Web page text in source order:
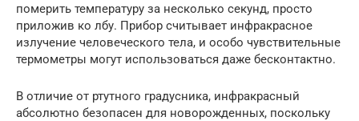
померить температуру за несколько секунд, просто
приложив ко лбу. Прибор считывает инфракрасное
излучение человеческого тела, и особо чувствительные
термометры могут использоваться даже бесконтактно.
В отличие от ртутного градусника, инфракрасный
абсолютно безопасен для новорожденных, поскольку